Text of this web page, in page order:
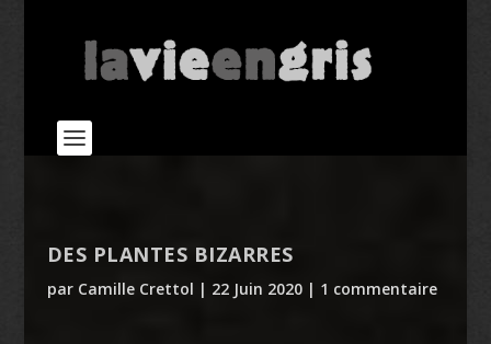
DES PLANTES BIZARRES
par Camille Crettol | 22 Juin 2020| 1 commentaire